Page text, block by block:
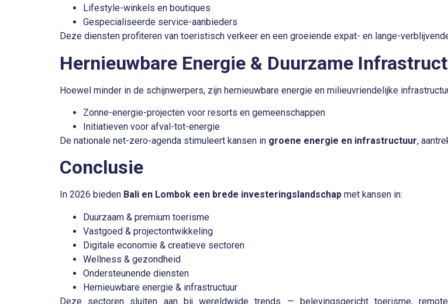
Lifestyle-winkels en boutiques
Gespecialiseerde service-aanbieders
Deze diensten profiteren van toeristisch verkeer en een groeiende expat- en lange-
Hernieuwbare Energie & Duurzame
Hoewel minder in de schijnwerpers, zijn hernieuwbare energie en milieuvriendelijke
Zonne-energie-projecten voor resorts en gemeenschappen
Initiatieven voor afval-tot-energie
De nationale net-zero-agenda stimuleert kansen in groene energie en infrastructuur,
Conclusie
In 2026 bieden Bali en Lombok een brede investeringslandschap met kansen in:
Duurzaam & premium toerisme
Vastgoed & projectontwikkeling
Digitale economie & creatieve sectoren
Wellness & gezondheid
Ondersteunende diensten
Hernieuwbare energie & infrastructuur
Deze sectoren sluiten aan bij wereldwijde trends — belevingsgericht toerisme,